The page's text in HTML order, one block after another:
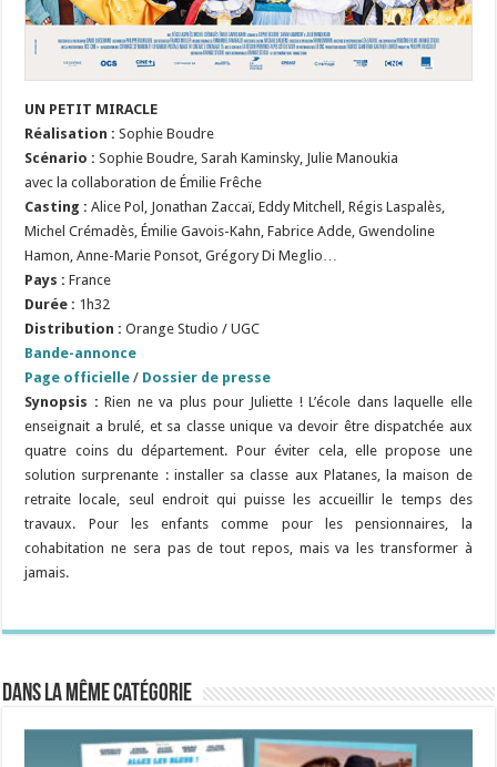
UN PETIT MIRACLE
Réalisation :Sophie Boudre
Scénario :Sophie Boudre, Sarah Kaminsky, Julie Manoukia
avec la collaboration de Émilie Frêche
Casting :Alice Pol, Jonathan Zaccaï, Eddy Mitchell, Régis Laspalès,
Michel Crémadès, Émilie Gavois-Kahn, Fabrice Adde, Gwendoline
Hamon, Anne-Marie Ponsot, Grégory Di Meglio…
Pays : France
Durée : 1h32
Distribution : Orange Studio / UGC
Bande-annonce
Page officielle / Dossier de presse
Synopsis :Rien ne va plus pour Juliette ! L’école dans laquelle elle
enseignait a brulé, et sa classe unique va devoir être dispatchée aux
quatre coins du département. Pour éviter cela, elle propose une
solution surprenante : installer sa classe aux Platanes, la maison de
retraite locale, seul endroit qui puisse les accueillir le temps des
travaux. Pour les enfants comme pour les pensionnaires, la
cohabitation ne sera pas de tout repos, mais va les transformer à
jamais.
Dans la même catégorie